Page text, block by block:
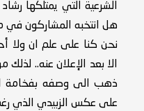
الشرعية التي يمتلكها
هل انتخبه المشاركون في
نحن كنا على علم ان ولا
الا بعد الإعلان عنه..
ذهب الى وصفه بفخامة
على عكس الزبيدي الذي